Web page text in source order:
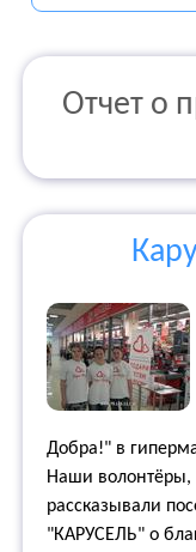
Отчет о
Добра!" в
Наши волонтёры,
рассказывали
"КАРУСЕЛЬ" о